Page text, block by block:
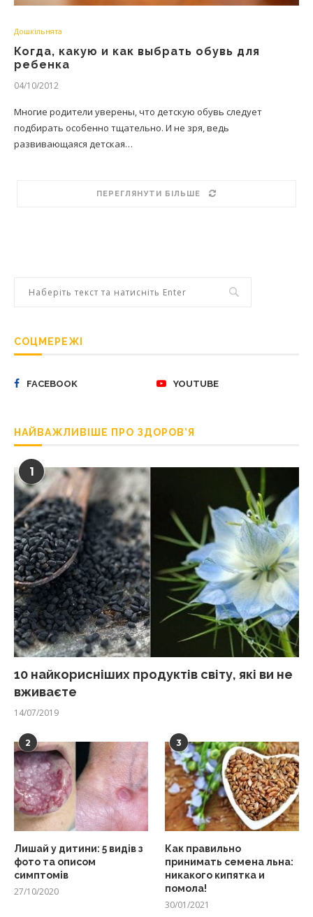
Дошкільнята
Когда, какую и как выбрать обувь для
ребенка
04/10/2012
Многие родители уверены, что детскую обувь следует
подбирать особенно тщательно. И не зря, ведь
развивающаяся детская…
ПЕРЕГЛЯНУТИ БІЛЬШЕ
СОЦМЕРЕЖІ
FACEBOOK YOUTUBE
НАЙВАЖЛИВІШЕ ПРО ЗДОРОВ’Я
1
10 найкорисніших продуктів світу, які ви не
вживаєте
14/07/2019
2
Лишай у дитини: 5 видів з
фото та описом
симптомів
27/10/2020
3
Как правильно
принимать семена льна:
никакого кипятка и
помола!
30/01/2021